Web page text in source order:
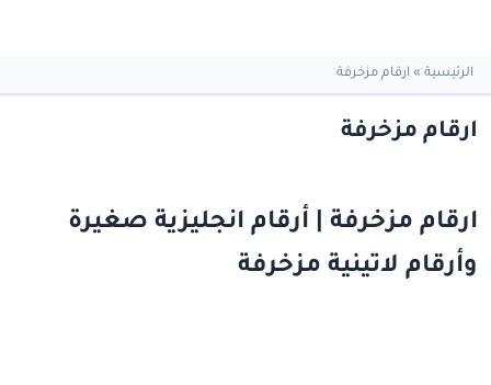
الرئيسية » ارقام مزخرفة
ارقام مزخرفة
ارقام مزخرفة | أرقام انجليزية صغيرة
وأرقام لاتينية مزخرفة